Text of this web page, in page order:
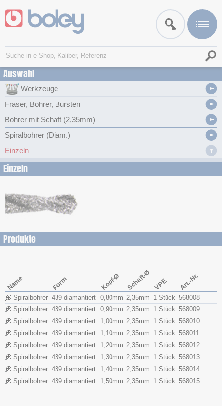
Auswahl
Werkzeuge
Fräser, Bohrer, Bürsten
Bohrer mit Schaft (2,35mm)
Spiralbohrer (Diam.)
Einzeln
Einzeln
Produkte
Name Form Kopf-Ø Schaft-Ø VPE Art.-Nr.
Spiralbohrer 439 diamantiert 0,80mm 2,35mm 1 Stück 568008
Spiralbohrer 439 diamantiert 0,90mm 2,35mm 1 Stück 568009
Spiralbohrer 439 diamantiert 1,00mm 2,35mm 1 Stück 568010
Spiralbohrer 439 diamantiert 1,10mm 2,35mm 1 Stück 568011
Spiralbohrer 439 diamantiert 1,20mm 2,35mm 1 Stück 568012
Spiralbohrer 439 diamantiert 1,30mm 2,35mm 1 Stück 568013
Spiralbohrer 439 diamantiert 1,40mm 2,35mm 1 Stück 568014
Spiralbohrer 439 diamantiert 1,50mm 2,35mm 1 Stück 568015